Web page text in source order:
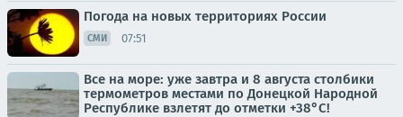
Погода на новых территориях России
СМИ 07:51
Все на море: уже завтра и 8 августа столбики
термометров местами по Донецкой Народной
Республике взлетят до отметки +38°C!